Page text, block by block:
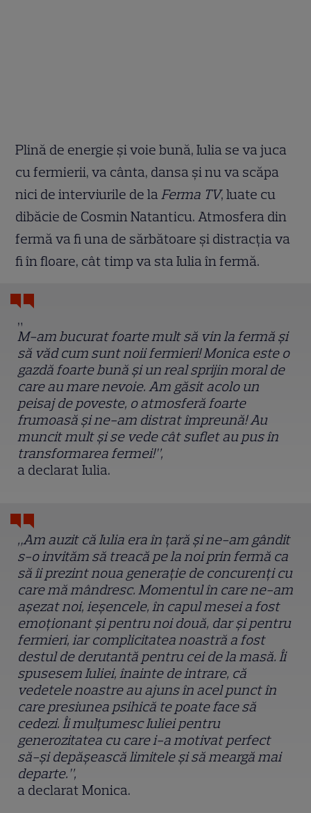
Plină de energie și voie bună, Iulia se va juca
cu fermierii, va cânta, dansa și nu va scăpa
nici de interviurile de laFerma TV, luate cu
dibăcie de Cosmin Natanticu. Atmosfera din
fermă va fi una de sărbătoare și distracția va
fi în floare, cât timp va sta Iulia în fermă.
„
M-am bucurat foarte mult să vin la fermă și
să văd cum sunt noii fermieri! Monica este o
gazdă foarte bună și un real sprijin moral de
care au mare nevoie. Am găsit acolo un
peisaj de poveste, o atmosferă foarte
frumoasă și ne-am distrat împreună! Au
muncit mult și se vede cât suflet au pus în
transformarea fermei!”,
a declarat Iulia.
„Am auzit că Iulia era în țară și ne-am gândit
s-o invităm să treacă pe la noi prin fermă ca
să îi prezint noua generație de concurenți cu
care mă mândresc. Momentul în care ne-am
așezat noi, ieșencele, în capul mesei a fost
emoționant și pentru noi două, dar și pentru
fermieri, iar complicitatea noastră a fost
destul de derutantă pentru cei de la masă. Îi
spusesem Iuliei, înainte de intrare, că
vedetele noastre au ajuns în acel punct în
care presiunea psihică te poate face să
cedezi. Îi mulțumesc Iuliei pentru
generozitatea cu care i-a motivat perfect
să-și depășească limitele și să meargă mai
departe.”,
a declarat Monica.